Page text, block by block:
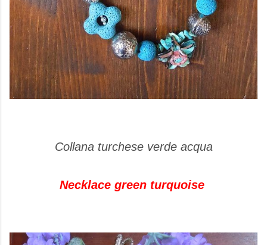
Collana turchese verde acqua
Necklace green turquoise